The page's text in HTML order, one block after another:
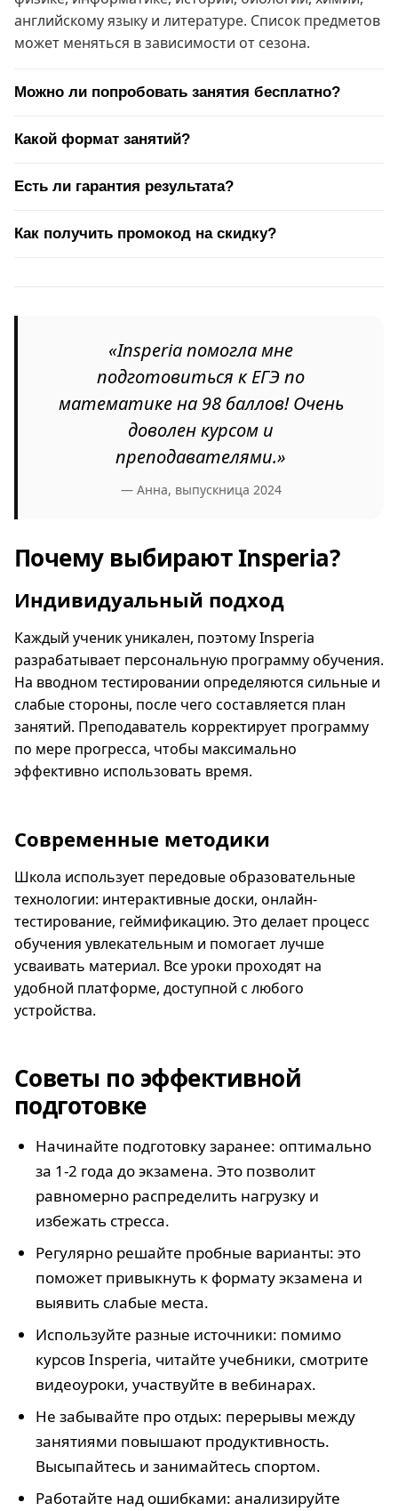
английскому языку и литературе. Список предметов
может меняться в зависимости от сезона.
Можно ли попробовать занятия бесплатно?
Какой формат занятий?
Есть ли гарантия результата?
Как получить промокод на скидку?
«Insperia помогла мне
подготовиться к ЕГЭ по
математике на 98 баллов! Очень
доволен курсом и
преподавателями.»
— Анна, выпускница 2024
Почему выбирают Insperia?
Индивидуальный подход
Каждый ученик уникален, поэтому Insperia
разрабатывает персональную программу обучения.
На вводном тестировании определяются сильные и
слабые стороны, после чего составляется план
занятий. Преподаватель корректирует программу
по мере прогресса, чтобы максимально
эффективно использовать время.
Современные методики
Школа использует передовые образовательные
технологии: интерактивные доски, онлайн-
тестирование, геймификацию. Это делает процесс
обучения увлекательным и помогает лучше
усваивать материал. Все уроки проходят на
удобной платформе, доступной с любого
устройства.
Советы по эффективной
подготовке
Начинайте подготовку заранее: оптимально
за 1-2 года до экзамена. Это позволит
равномерно распределить нагрузку и
избежать стресса.
Регулярно решайте пробные варианты: это
поможет привыкнуть к формату экзамена и
выявить слабые места.
Используйте разные источники: помимо
курсов Insperia, читайте учебники, смотрите
видеоуроки, участвуйте в вебинарах.
Не забывайте про отдых: перерывы между
занятиями повышают продуктивность.
Высыпайтесь и занимайтесь спортом.
Работайте над ошибками: анализируйте